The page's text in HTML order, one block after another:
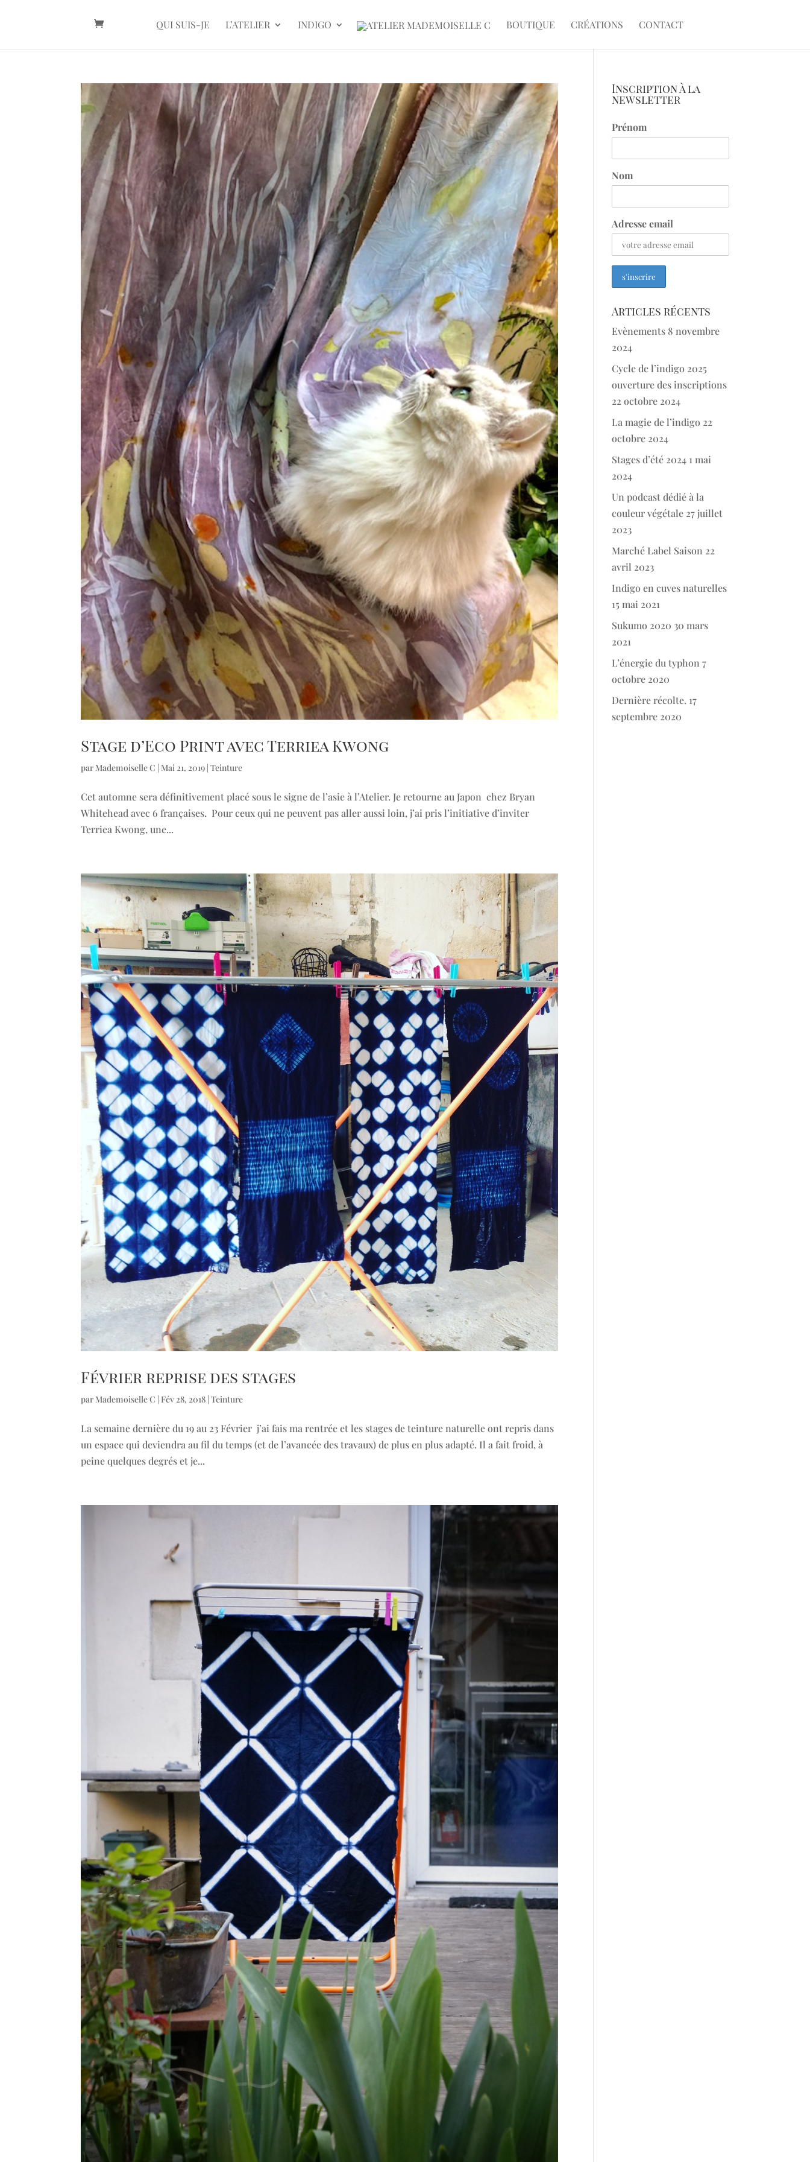
QUI SUIS-JE L’ATELIER INDIGO BOUTIQUE CRÉATIONS CONTACT
Stage d’Eco Print avec Terriea Kwong
par Mademoiselle C Mai 21, 2019 |Teinture
Cet automne sera définitivement placé sous le signe de l’asie à l’Atelier. Je retourne au Japon chez Bryan
Whitehead avec 6 françaises. Pour ceux qui ne peuvent pas aller aussi loin, j’ai pris l’initiative d’inviter
Terriea Kwong, une...
Février reprise des stages
par Mademoiselle C | Fév 28, 2018 |Teinture
La semaine dernière du 19 au 23 Février j’ai fais ma rentrée et les stages de teinture naturelle ont repris dans
un espace qui deviendra au fil du temps (et de l’avancée des travaux) de plus en plus adapté. Il a fait froid, à
peine quelques degrés et je...
Inscription à la
newsletter
Prénom
Nom
Adresse email
Articles récents
Evènements8 novembre
2024
Cycle de l’indigo 2025
ouverture des inscriptions
22 octobre 2024
La magie de l’indigo 22
octobre 2024
Stages d’été 2024 1 mai
2024
Un podcast dédié à la
couleur végétale 27 juillet
2023
Marché Label Saison 22
avril 2023
Indigo en cuves naturelles
15 mai 2021
Sukumo 2020 30 mars
2021
L’énergie du typhon 7
octobre 2020
Dernière récolte. 17
septembre 2020